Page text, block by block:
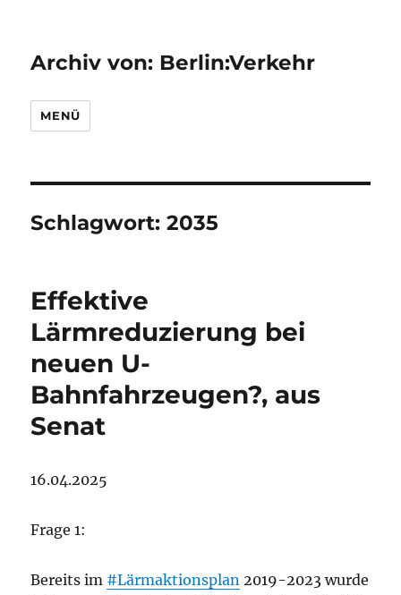
Archiv von: Berlin:Verkehr
MENÜ
Schlagwort:2035
Effektive
Lärmreduzierung bei
neuen U-
Bahnfahrzeugen?, aus
Senat
16.04.2025
Frage 1:
Bereits im #Lärmaktionsplan 2019-2023 wurde